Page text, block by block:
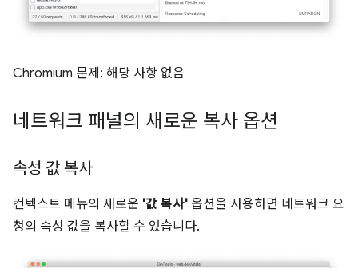
Chromium 문제: 해당 사항 없음
네트워크 패널의 새로운 복사 옵션
속성 값 복사
컨텍스트 메뉴의 새로운 '값 복사' 옵션을 사용하면 네트워크 요
청의 속성 값을 복사할 수 있습니다.